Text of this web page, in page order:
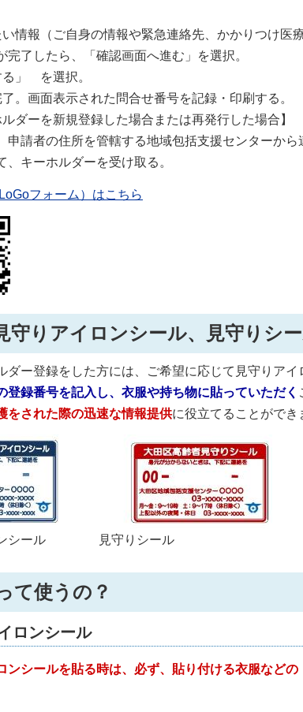
い情報（ご自身の情報や緊急連絡先、かかりつけ医
完了したら、「確認画面へ進む」を選択。
る」 を選択。
了。画面表示された問合せ番号を記録・印刷する。
ルダーを新規登録した場合または再発行した場合】
の住所を管轄する地域包括支援センターから連
、キーホルダーを受け取る。
フォーム）はこちら
守りアイロンシール、見守りシ
ダー登録をした方には、ご希望に応じて見守りア
登録番号を記入し、衣服や持ち物に貼っていただく
をされた際の迅速な情報提供に役立てることができ
シール 見守りシール
て使うの？
ロンシール
ンシールを貼る時は、 必ず、貼り付ける衣服など